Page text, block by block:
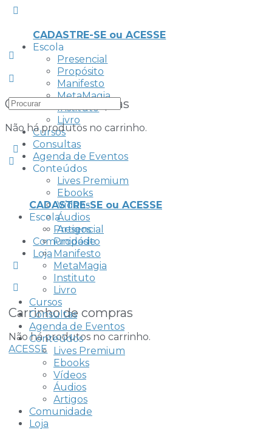
CADASTRE-SE ou ACESSE
Escola
Presencial
Propósito
Manifesto
MetaMagia
Instituto
Livro
Cursos
Consultas
Agenda de Eventos
Conteúdos
Lives Premium
Ebooks
Vídeos
Áudios
Artigos
Comunidade
Loja
Carrinho de compras
Não há produtos no carrinho.
ACESSE
INSCREVER-SE
Carrinho de compras
Não há produtos no carrinho.
CADASTRE-SE ou ACESSE
Escola
Presencial
Propósito
Manifesto
MetaMagia
Instituto
Livro
Cursos
Consultas
Agenda de Eventos
Conteúdos
Lives Premium
Ebooks
Vídeos
Áudios
Artigos
Comunidade
Loja